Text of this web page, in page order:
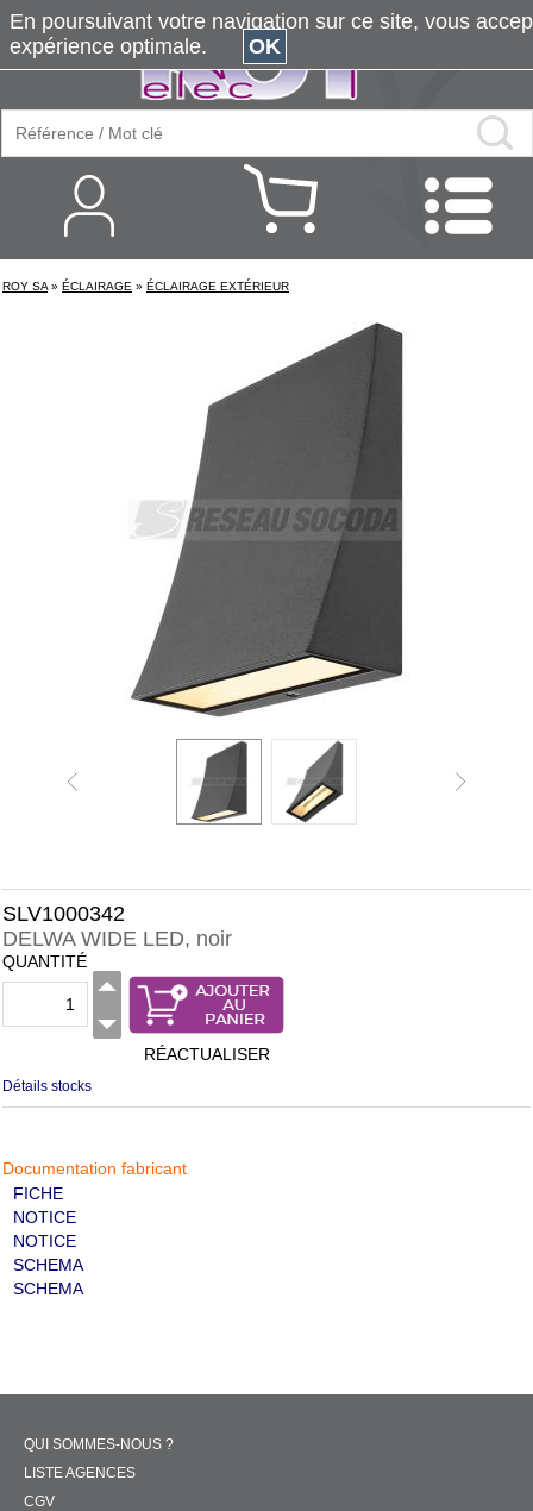
ROY SA » ÉCLAIRAGE » ÉCLAIRAGE EXTÉRIEUR
SLV1000342
DELWA WIDE LED, noir
QUANTITÉ
RÉACTUALISER
Détails stocks
Documentation fabricant
FICHE
NOTICE
NOTICE
SCHEMA
SCHEMA
QUI SOMMES-NOUS ?
LISTE AGENCES
CGV
En poursuivant votre navigation sur ce site, vous
expérience optimale.
OK